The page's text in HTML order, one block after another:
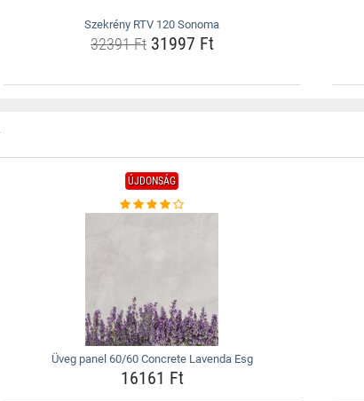
Szekrény RTV 120 Sonoma
32391 Ft31997 Ft
ÚJDONSÁG
Üveg panel 60/60 Concrete Lavenda Esg
16161 Ft